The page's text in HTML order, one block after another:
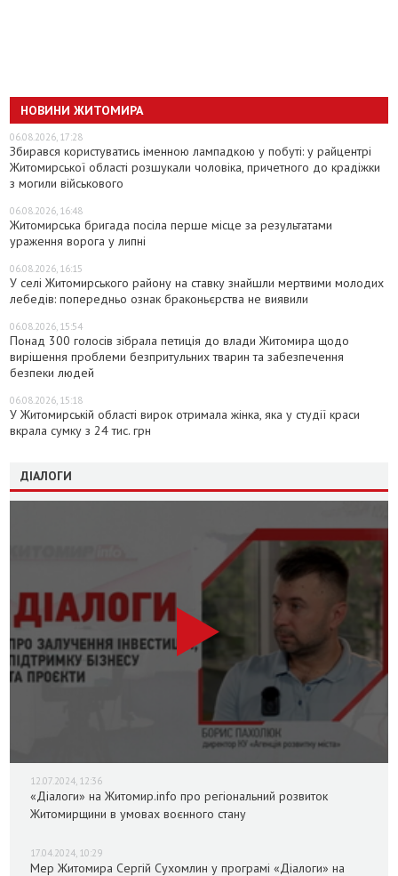
НОВИНИ ЖИТОМИРА
06.08.2026, 17:28
Збирався користуватись іменною лампадкою у побуті: у райцентрі
Житомирської області розшукали чоловіка, причетного до крадіжки
з могили військового
06.08.2026, 16:48
Житомирська бригада посіла перше місце за результатами
ураження ворога у липні
06.08.2026, 16:15
У селі Житомирського району на ставку знайшли мертвими молодих
лебедів: попередньо ознак браконьєрства не виявили
06.08.2026, 15:54
Понад 300 голосів зібрала петиція до влади Житомира щодо
вирішення проблеми безпритульних тварин та забезпечення
безпеки людей
06.08.2026, 15:18
У Житомирській області вирок отримала жінка, яка у студії краси
вкрала сумку з 24 тис. грн
ДІАЛОГИ
12.07.2024, 12:36
«Діалоги» на Житомир.info про регіональний розвиток
Житомирщини в умовах воєнного стану
17.04.2024, 10:29
Мер Житомира Сергій Сухомлин у програмі «Діалоги» на